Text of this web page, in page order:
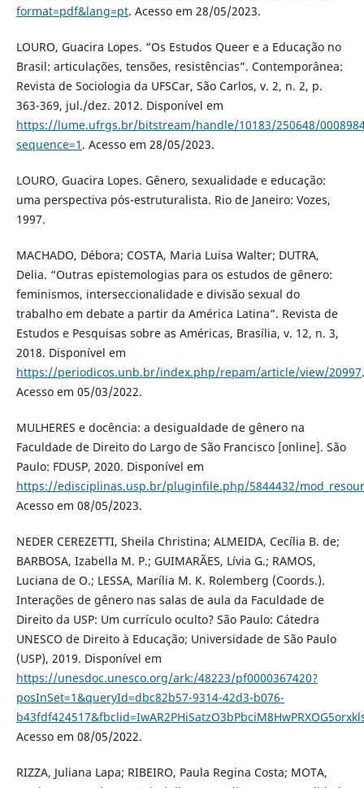
format=pdf&lang=pt. Acesso em 28/05/2023.
LOURO, Guacira Lopes. “Os Estudos Queer e a Educação no
Brasil: articulações, tensões, resistências”. Contemporânea:
Revista de Sociologia da UFSCar, São Carlos, v. 2, n. 2, p.
363-369, jul./dez. 2012. Disponível em
https://lume.ufrgs.br/bitstream/handle/10183/250648/
sequence=1 . Acesso em 28/05/2023.
LOURO, Guacira Lopes. Gênero, sexualidade e educação:
uma perspectiva pós-estruturalista. Rio de Janeiro: Vozes,
1997.
MACHADO, Débora; COSTA, Maria Luisa Walter; DUTRA,
Delia. “Outras epistemologias para os estudos de gênero:
feminismos, interseccionalidade e divisão sexual do
trabalho em debate a partir da América Latina”. Revista de
Estudos e Pesquisas sobre as Américas, Brasília, v. 12, n. 3,
2018. Disponível em
https://periodicos.unb.br/index.php/repam/article/view/20997.
Acesso em 05/03/2022.
MULHERES e docência: a desigualdade de gênero na
Faculdade de Direito do Largo de São Francisco [online]. São
Paulo: FDUSP, 2020. Disponível em
https://edisciplinas.usp.br/pluginfile.php/5844432/
Acesso em 08/05/2023.
NEDER CEREZETTI, Sheila Christina; ALMEIDA, Cecília B. de;
BARBOSA, Izabella M. P.; GUIMARÃES, Lívia G.; RAMOS,
Luciana de O.; LESSA, Marília M. K. Rolemberg (Coords.).
Interações de gênero nas salas de aula da Faculdade de
Direito da USP: Um currículo oculto? São Paulo: Cátedra
UNESCO de Direito à Educação; Universidade de São Paulo
(USP), 2019. Disponível em
https://unesdoc.unesco.org/ark:/48223/pf0000367420?
posInSet=1&queryId=dbc82b57-9314-42d3-b076-
Acesso em 08/05/2022.
RIZZA, Juliana Lapa; RIBEIRO, Paula Regina Costa; MOTA,